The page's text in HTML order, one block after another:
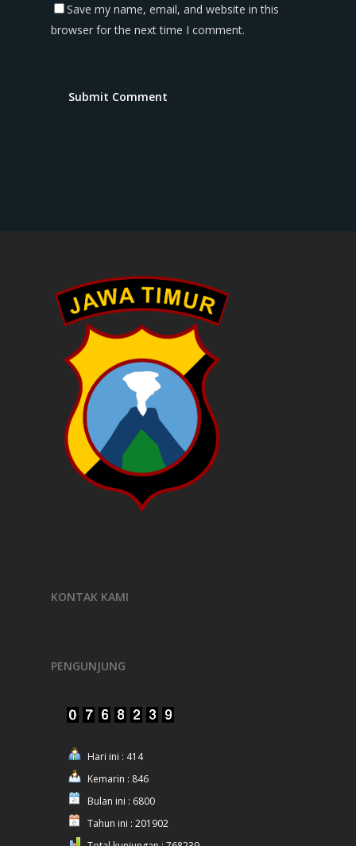
Save my name, email, and website in this
browser for the next time I comment.
KONTAK KAMI
PENGUNJUNG
Hari ini : 414
Kemarin : 846
Bulan ini : 6800
Tahun ini : 201902